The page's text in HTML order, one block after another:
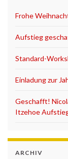
Frohe
Aufstieg
Standard-
Einladung zur
Geschafft!
Itzehoe
ARCHIV